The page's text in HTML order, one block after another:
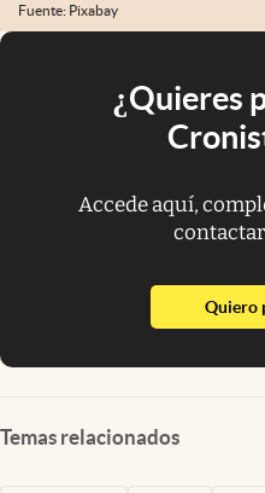
Fuente: Pixabay
¿Quieres
Accede aquí,
Quiero
Temas relacionados